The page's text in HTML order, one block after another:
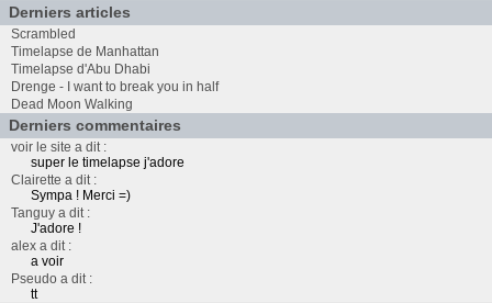
Derniers articles
Scrambled
Timelapse de Manhattan
Timelapse d'Abu Dhabi
Drenge - I want to break you in half
Dead Moon Walking
Derniers commentaires
voir le site a dit :
super le timelapse j'adore
Clairette a dit :
Sympa ! Merci =)
Tanguy a dit :
J'adore !
alex a dit :
a voir
Pseudo a dit :
tt